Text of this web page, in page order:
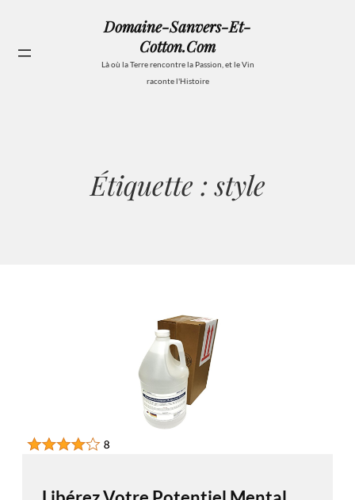
contenu
Domaine-Sanvers-Et-
Cotton.com
Là où la Terre rencontre la Passion, et le Vin
raconte l'Histoire
Étiquette :style